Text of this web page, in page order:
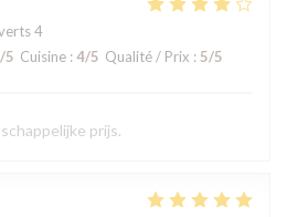
4
/5 Cuisine : 4/5 Qualité / Prix : 5/5
prijs.